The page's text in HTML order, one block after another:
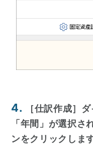
4.
［仕訳作成］
「年間」が選択さ
ンをクリックします